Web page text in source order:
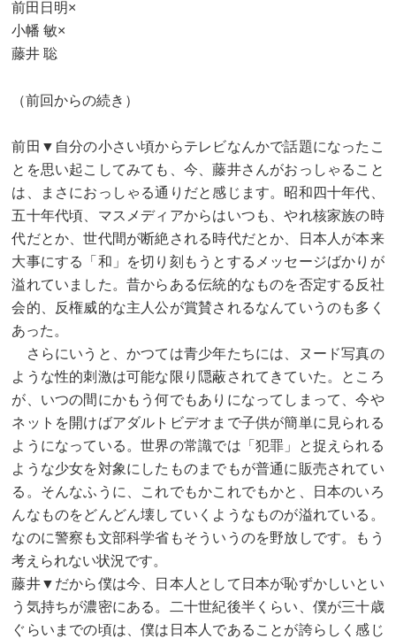
前田日明×
小幡 敏×
藤井 聡
（前回からの続き）
前田▼自分の小さい頃からテレビなんかで話題になったこ
とを思い起こしてみても、今、藤井さんがおっしゃること
は、まさにおっしゃる通りだと感じます。昭和四十年代、
五十年代頃、マスメディアからはいつも、やれ核家族の時
代だとか、世代間が断絶される時代だとか、日本人が本来
大事にする「和」を切り刻もうとするメッセージばかりが
溢れていました。昔からある伝統的なものを否定する反社
会的、反権威的な主人公が賞賛されるなんていうのも多く
あった。
さらにいうと、かつては青少年たちには、ヌード写真の
ような性的刺激は可能な限り隠蔽されてきていた。ところ
が、いつの間にかもう何でもありになってしまって、今や
ネットを開けばアダルトビデオまで子供が簡単に見られる
ようになっている。世界の常識では「犯罪」と捉えられる
ような少女を対象にしたものまでもが普通に販売されてい
る。そんなふうに、これでもかこれでもかと、日本のいろ
んなものをどんどん壊していくようなものが溢れている。
なのに警察も文部科学省もそういうのを野放しです。もう
考えられない状況です。
藤井▼だから僕は今、日本人として日本が恥ずかしいとい
う気持ちが濃密にある。二十世紀後半くらい、僕が三十歳
ぐらいまでの頃は、僕は日本人であることが誇らしく感じ